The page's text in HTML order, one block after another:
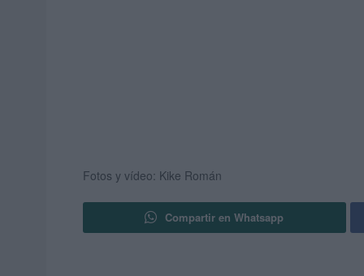
Fotos y vídeo: Kike Román
Compartir en Whatsapp